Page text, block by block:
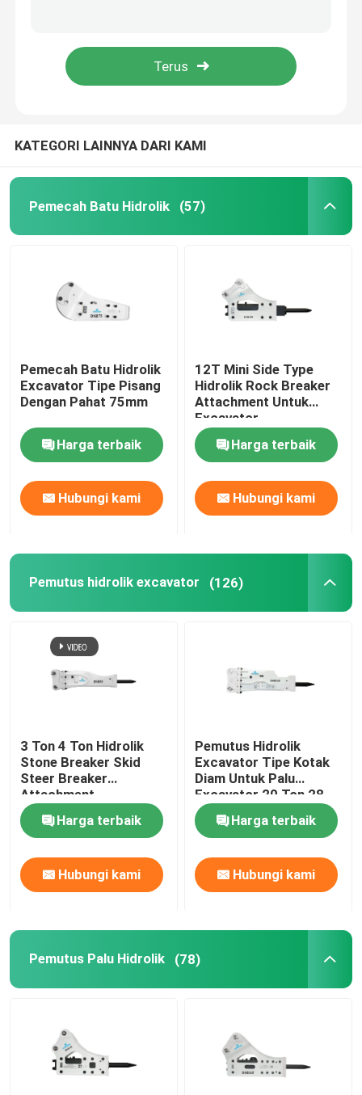
Pahat Pemutus Hidrolik
Semak Hidrolik
Bagian Pemutus Hidrolik
Bucket Penghancur Excavator
penghancur beton
Pulverizer Hidrolik
Mesin Ekskavator Bekas
KATEGORI LAINNYA DARI KAMI
Pemecah Batu Hidrolik (57)
Pemecah Batu Hidrolik
Excavator Tipe Pisang
Dengan Pahat 75mm
Harga terbaik
Hubungi kami
12T Mini Side Type
Hidrolik Rock Breaker
Attachment Untuk
Excavator
Harga terbaik
Hubungi kami
Pemutus hidrolik excavator (126)
3 Ton 4 Ton Hidrolik
Stone Breaker Skid
Steer Breaker
Attachment
Harga terbaik
Hubungi kami
Pemutus Hidrolik
Excavator Tipe Kotak
Diam Untuk Palu
Excavator 20 Ton 28
Ton
Harga terbaik
Hubungi kami
Pemutus Palu Hidrolik (78)